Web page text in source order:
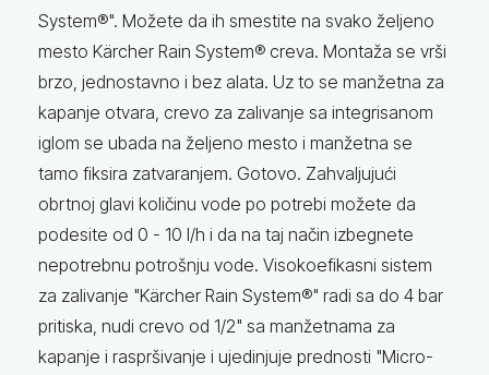
System®". Možete da ih smestite na svako željeno
mesto Kärcher Rain System® creva. Montaža se vrši
brzo, jednostavno i bez alata. Uz to se manžetna za
kapanje otvara, crevo za zalivanje sa integrisanom
iglom se ubada na željeno mesto i manžetna se
tamo fiksira zatvaranjem. Gotovo. Zahvaljujući
obrtnoj glavi količinu vode po potrebi možete da
podesite od 0 - 10 l/h i da na taj način izbegnete
nepotrebnu potrošnju vode. Visokoefikasni sistem
za zalivanje "Kärcher Rain System®" radi sa do 4 bar
pritiska, nudi crevo od 1/2" sa manžetnama za
kapanje i raspršivanje i ujedinjuje prednosti "Micro-